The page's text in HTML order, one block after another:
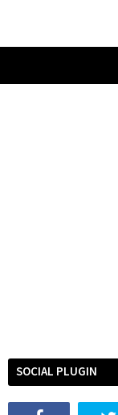
SOCIAL PLUGIN